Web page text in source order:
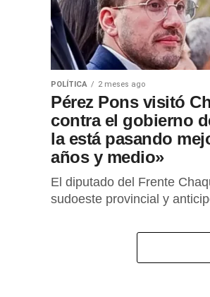
POLÍTICA 2 meses ago
Pérez Pons visitó
contra el gobierno
la está pasando
años y medio»
El diputado del Frente
sudoeste provincial y